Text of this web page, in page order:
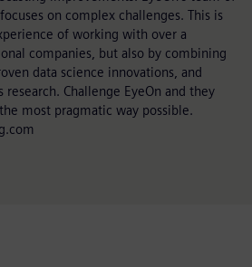
on complex challenges. This is
of working with over a
companies, but also by combining
data science innovations, and
Challenge EyeOn and they
most pragmatic way possible.